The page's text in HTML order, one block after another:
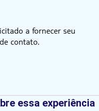
a fornecer seu
contato.
essa experiência